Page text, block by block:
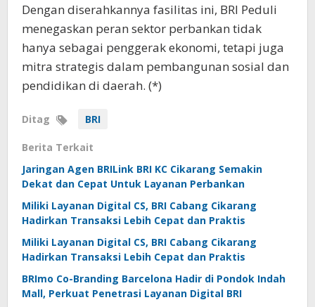
Dengan diserahkannya fasilitas ini, BRI Peduli
menegaskan peran sektor perbankan tidak
hanya sebagai penggerak ekonomi, tetapi juga
mitra strategis dalam pembangunan sosial dan
pendidikan di daerah. (*)
Ditag BRI
Berita Terkait
Jaringan Agen BRILink BRI KC Cikarang Semakin
Dekat dan Cepat Untuk Layanan Perbankan
Miliki Layanan Digital CS, BRI Cabang Cikarang
Hadirkan Transaksi Lebih Cepat dan Praktis
Miliki Layanan Digital CS, BRI Cabang Cikarang
Hadirkan Transaksi Lebih Cepat dan Praktis
BRImo Co-Branding Barcelona Hadir di Pondok Indah
Mall, Perkuat Penetrasi Layanan Digital BRI